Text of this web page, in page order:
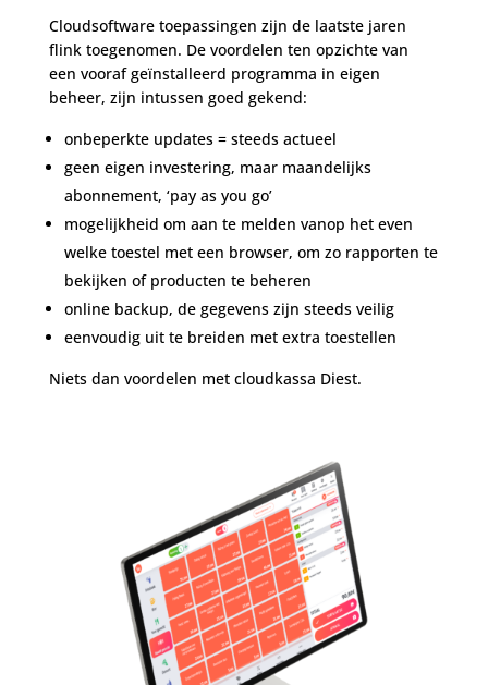
Cloudsoftware toepassingen zijn de laatste jaren
flink toegenomen. De voordelen ten opzichte van
een vooraf geïnstalleerd programma in eigen
beheer, zijn intussen goed gekend:
onbeperkte updates = steeds actueel
geen eigen investering, maar maandelijks
abonnement, ‘pay as you go’
mogelijkheid om aan te melden vanop het even
welke toestel met een browser, om zo rapporten te
bekijken of producten te beheren
online backup, de gegevens zijn steeds veilig
eenvoudig uit te breiden met extra toestellen
Niets dan voordelen met cloudkassa Diest.